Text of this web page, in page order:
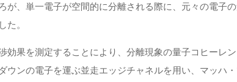
が、単一電子が空間的に分離される際に、元々の電子
た。
効果を測定することにより、分離現象の量子コヒーレ
ウンの電子を運ぶ並走エッジチャネルを用い、マッハ